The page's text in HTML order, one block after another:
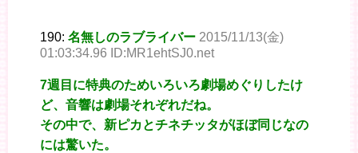
190: 名無しのラブライバー 2015/11/13(金)
01:03:34.96 ID:MR1ehtSJ0.net
7週目に特典のためいろいろ劇場めぐりしたけ
ど、音響は劇場それぞれだね。
その中で、新ピカとチネチッタがほぼ同じなの
には驚いた。